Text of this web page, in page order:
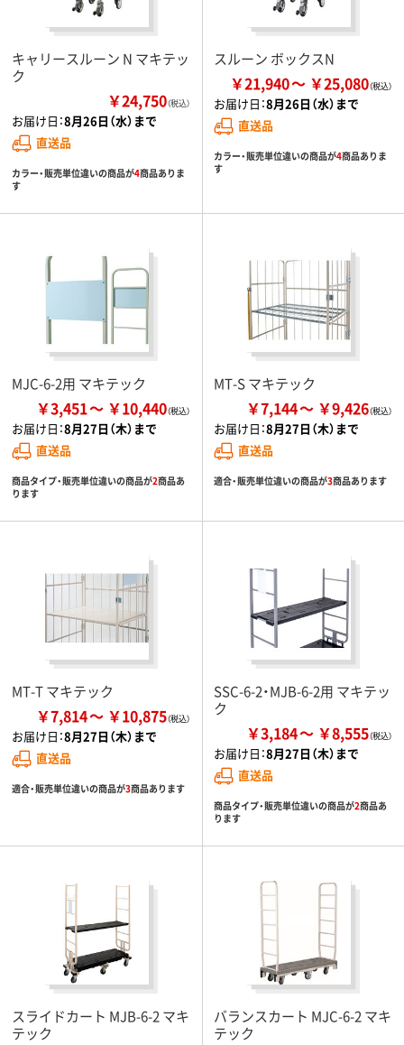
キャリースルーン N マキテッ
ク
￥24,750（税込）
お届け日：8月26日（水）まで
直送品
カラー・販売単位違いの商品が4商品ありま
す
スルーン ボックスN
￥21,940 ￥25,080
お届け日：8月26日（水）まで
直送品
カラー・販売単位違いの商品が4商品ありま
す
MJC-6-2用 マキテック
￥3,451 ￥10,440
お届け日：8月27日（木）まで
直送品
商品タイプ・販売単位違いの商品が2商品あ
ります
MT-S マキテック
￥7,144 ￥9,426
お届け日：8月27日（木）まで
直送品
適合・販売単位違いの商品が3商品あります
MT-T マキテック
￥7,814 ￥10,875
お届け日：8月27日（木）まで
直送品
適合・販売単位違いの商品が3商品あります
SSC-6-2・MJB-6-2用 マキテッ
ク
￥3,184 ￥8,555
お届け日：8月27日（木）まで
直送品
商品タイプ・販売単位違いの商品が2商品あ
ります
スライドカート MJB-6-2 マキ
テック
バランスカート MJC-6-2 マキ
テック